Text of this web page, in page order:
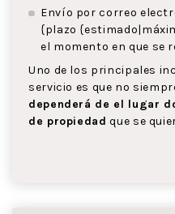
Envío por correo
{plazo
el momento en que se
Uno de los principales
servicio es que no
dependerá de el lugar
de propiedad que se